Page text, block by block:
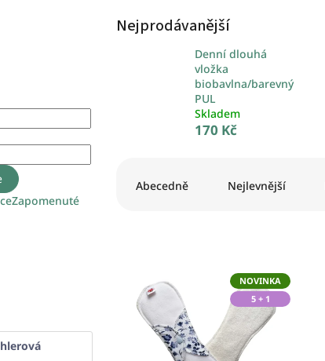
Zapomenuté
Nejprodávanější
Denní dlouhá
vložka
biobavlna/barevný
PUL
Skladem
170 Kč
Abecedně Nejlevnější
NOVINKA
5 + 1